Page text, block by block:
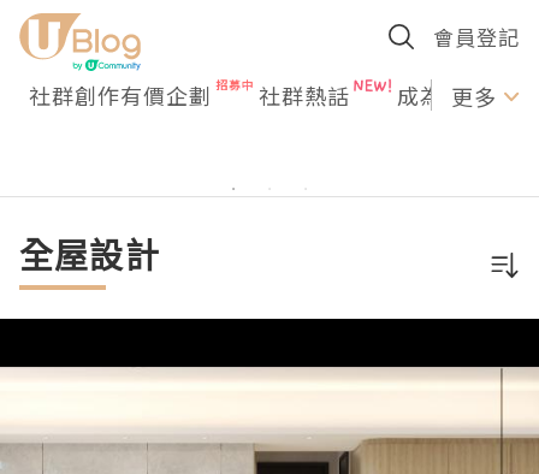
會員登記
社群創作有價企劃 社群熱話 成為U更多
全屋設計